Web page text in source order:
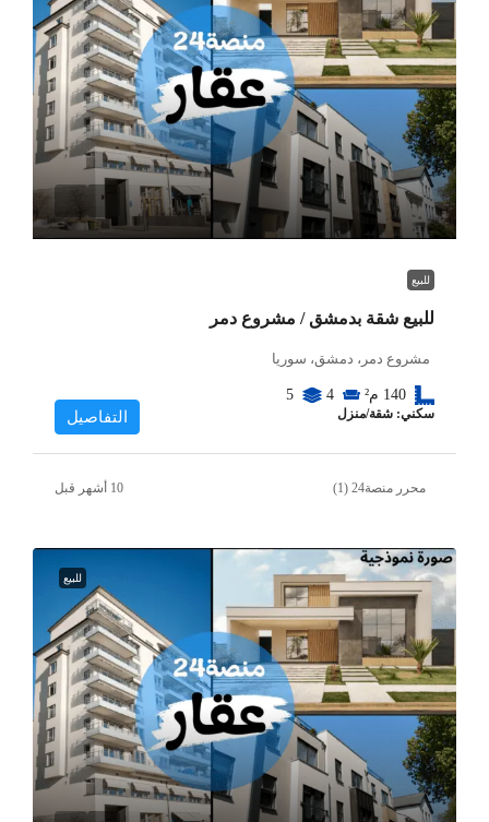
للبيع
للبيع شقة بدمشق / مشروع دمر
مشروع دمر، دمشق، سوريا
140 م² 4
5
سكني: شقة/منزل التفاصيل
محرر منصة24 (1)
للبيع